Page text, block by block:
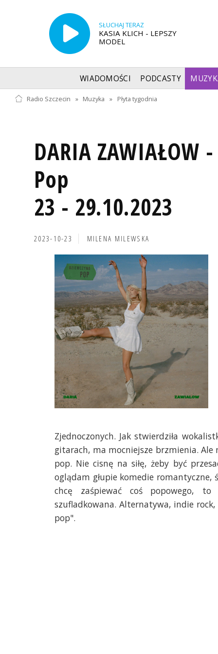
SŁUCHAJ TERAZ
KASIA KLICH - LEPSZY
MODEL
WIADOMOŚCI PODCASTY
Radio Szczecin » Muzyka » Płyta tygodnia
DARIA ZAWIAŁOW
Pop
23 - 29.10.2023
2023-10-23 MILENA MILEWSKA
Zjednoczonych. Jak stwierdziła
gitarach, ma mocniejsze brzmienia. Ale
pop. Nie cisnę na siłę, żeby być
oglądam głupie komedie
chcę zaśpiewać coś popowego,
szufladkowana. Alternatywa, indie
pop".